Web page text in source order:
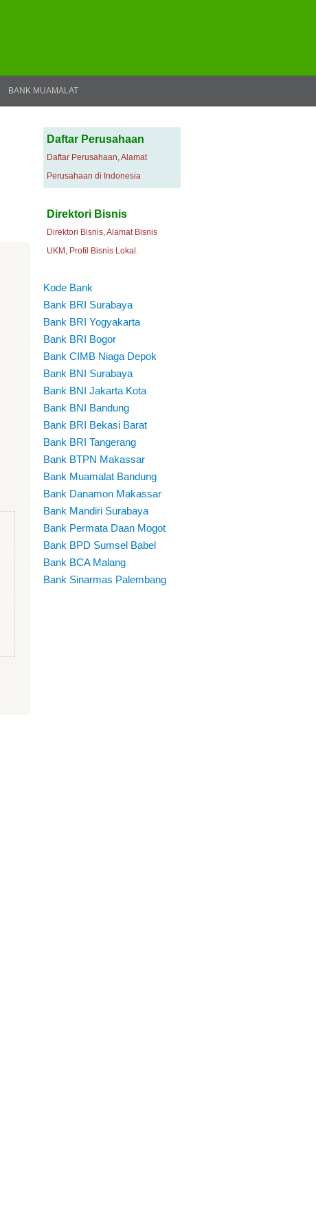
BANK MUAMALAT
Daftar Perusahaan
Daftar Perusahaan, Alamat
Perusahaan di Indonesia
Direktori Bisnis
Direktori Bisnis, Alamat Bisnis
UKM, Profil Bisnis Lokal.
Kode Bank
Bank BRI Surabaya
Bank BRI Yogyakarta
Bank BRI Bogor
Bank CIMB Niaga Depok
Bank BNI Surabaya
Bank BNI Jakarta Kota
Bank BNI Bandung
Bank BRI Bekasi Barat
Bank BRI Tangerang
Bank BTPN Makassar
Bank Muamalat Bandung
Bank Danamon Makassar
Bank Mandiri Surabaya
Bank Permata Daan Mogot
Bank BPD Sumsel Babel
Bank BCA Malang
Bank Sinarmas Palembang